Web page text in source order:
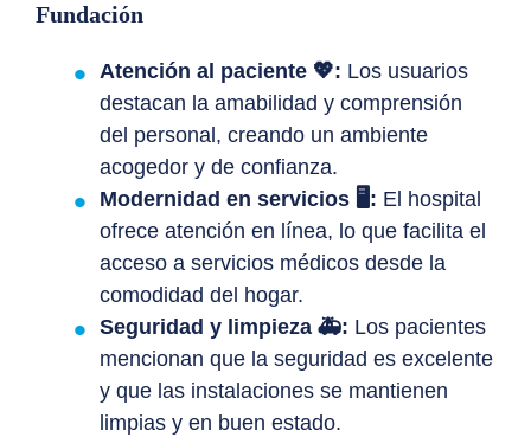
Fundación
Atención al paciente 💖: Los usuarios
destacan la amabilidad y comprensión
del personal, creando un ambiente
acogedor y de confianza.
Modernidad en servicios 🖥️: El hospital
ofrece atención en línea, lo que facilita el
acceso a servicios médicos desde la
comodidad del hogar.
Seguridad y limpieza 🚑: Los pacientes
mencionan que la seguridad es excelente
y que las instalaciones se mantienen
limpias y en buen estado.